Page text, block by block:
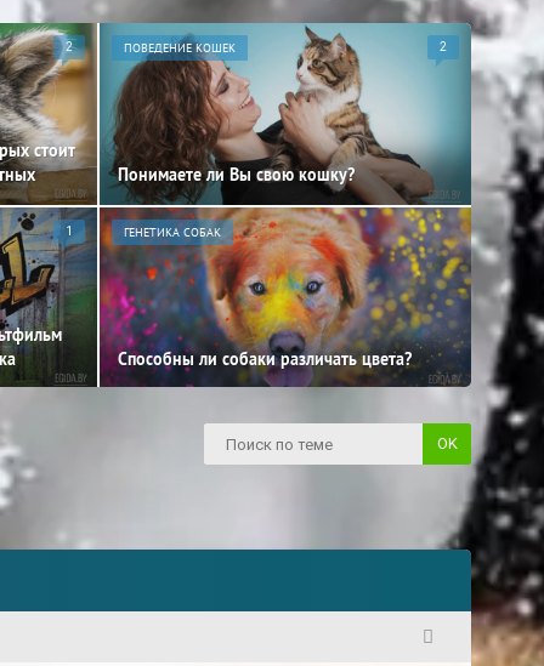
2
стоит
ПОВЕДЕНИЕ КОШЕК 2
Понимаете ли Вы свою кошку?
1 ГЕНЕТИКА СОБАК
Способны ли собаки различать цвета?